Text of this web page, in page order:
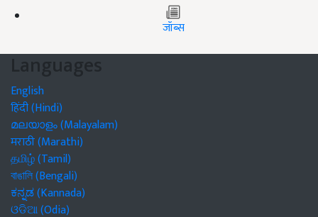
जॉब्स
Languages
English
हिंदी (Hindi)
മലയാളം (Malayalam)
मराठी (Marathi)
தமிழ் (Tamil)
বাঙালি (Bengali)
ಕನ್ನಡ (Kannada)
ଓଡିଆ (Odia)